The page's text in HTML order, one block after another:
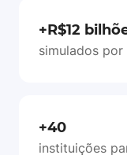
+R$12
simulados por
+40
instituições